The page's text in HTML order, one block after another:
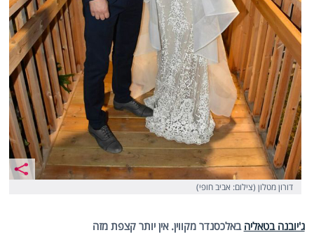
דורון מטלון (צילום: אביב חופי)
ג'יובנה בטאליהבאלכסנדר מקווין. אין יותר קצפת מזה